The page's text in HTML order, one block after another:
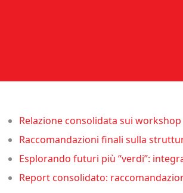
Relazione consolidata sui
Raccomandazioni finali sulla
Esplorando futuri più “verdi”:
Report consolidato: